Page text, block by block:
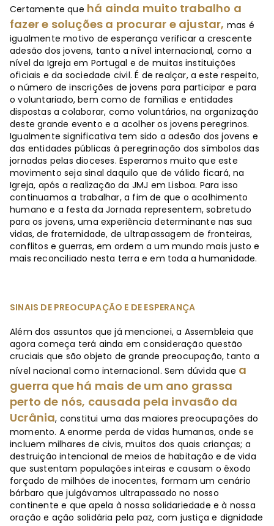
Certamente que há ainda muito trabalho a
fazer e soluções a procurar e ajustar, mas é
igualmente motivo de esperança verificar a crescente
adesão dos jovens, tanto a nível internacional, como a
nível da Igreja em Portugal e de muitas instituições
oficiais e da sociedade civil. É de realçar, a este respeito,
o número de inscrições de jovens para participar e para
o voluntariado, bem como de famílias e entidades
dispostas a colaborar, como voluntários, na organização
deste grande evento e a acolher os jovens peregrinos.
Igualmente significativa tem sido a adesão dos jovens e
das entidades públicas à peregrinação dos símbolos das
jornadas pelas dioceses. Esperamos muito que este
movimento seja sinal daquilo que de válido ficará, na
Igreja, após a realização da JMJ em Lisboa. Para isso
continuamos a trabalhar, a fim de que o acolhimento
humano e a festa da Jornada representem, sobretudo
para os jovens, uma experiência determinante nas sua
vidas, de fraternidade, de ultrapassagem de fronteiras,
conflitos e guerras, em ordem a um mundo mais justo e
mais reconciliado nesta terra e em toda a humanidade.
SINAIS DE PREOCUPAÇÃO E DE ESPERANÇA
Além dos assuntos que já mencionei, a Assembleia que
agora começa terá ainda em consideração questão
cruciais que são objeto de grande preocupação, tanto a
nível nacional como internacional. Sem dúvida que a
guerra que há mais de um ano grassa
perto de nós, causada pela invasão da
Ucrânia, constitui uma das maiores preocupações do
momento. A enorme perda de vidas humanas, onde se
incluem milhares de civis, muitos dos quais crianças; a
destruição intencional de meios de habitação e de vida
que sustentam populações inteiras e causam o êxodo
forçado de milhões de inocentes, formam um cenário
bárbaro que julgávamos ultrapassado no nosso
continente e que apela à nossa solidariedade e à nossa
oração e ação solidária pela paz, com justiça e dignidade